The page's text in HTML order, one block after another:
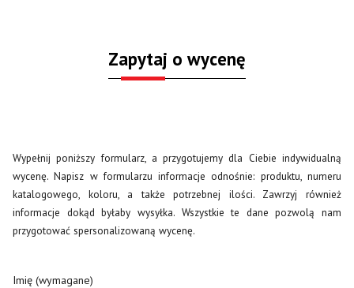
Zapytaj o wycenę
Wypełnij poniższy formularz, a przygotujemy dla Ciebie indywidualną
wycenę. Napisz w formularzu informacje odnośnie: produktu, numeru
katalogowego, koloru, a także potrzebnej ilości. Zawrzyj również
informacje dokąd byłaby wysyłka. Wszystkie te dane pozwolą nam
przygotować spersonalizowaną wycenę.
Imię (wymagane)